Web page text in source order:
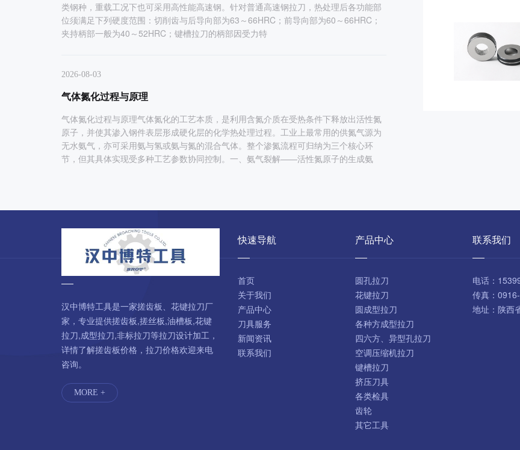
类钢种，重载工况下也可采用高性能高速钢。针对普通高速钢拉刀，热处理后各功能部
位须满足下列硬度范围：切削齿与后导向部为63～66HRC；前导向部为60～66HRC；
夹持柄部一般为40～52HRC；键槽拉刀的柄部因受力特
2026-08-03
气体氮化过程与原理
气体氮化过程与原理气体氮化的工艺本质，是利用含氮介质在受热条件下释放出活性氮
原子，并使其渗入钢件表层形成硬化层的化学热处理过程。工业上最常用的供氮气源为
无水氨气，亦可采用氨与氢或氨与氮的混合气体。整个渗氮流程可归纳为三个核心环
节，但其具体实现受多种工艺参数协同控制。一、氨气裂解——活性氮原子的生成氨
汉中博特工具是一家搓齿板、花键拉刀厂
家，专业提供搓齿板,搓丝板,油槽板,花键
拉刀,成型拉刀,非标拉刀等拉刀设计加工，
详情了解搓齿板价格，拉刀价格欢迎来电
咨询。
MORE +
快速导航
首页
关于我们
产品中心
刀具服务
新闻资讯
联系我们
产品中心
圆孔拉刀
花键拉刀
圆成型拉刀
各种方成型拉刀
四六方、异型孔拉刀
空调压缩机拉刀
键槽拉刀
挤压刀具
各类检具
齿轮
其它工具
联系我们
电话：
传真：
地址： 陕西